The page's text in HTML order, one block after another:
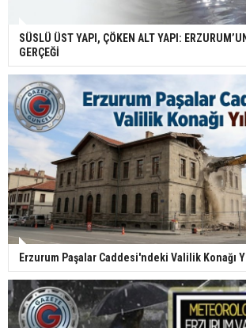
SÜSLÜ ÜST YAPI, ÇÖKEN ALT YAPI:
GERÇEĞİ
Erzurum Paşalar Caddesi'ndeki Valilik Konağı